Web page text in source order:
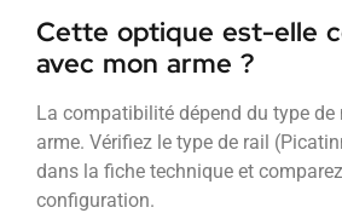
Cette optique est-elle
avec mon arme ?
La compatibilité dépend du type de
arme. Vérifiez le type de rail
dans la fiche technique et
configuration.